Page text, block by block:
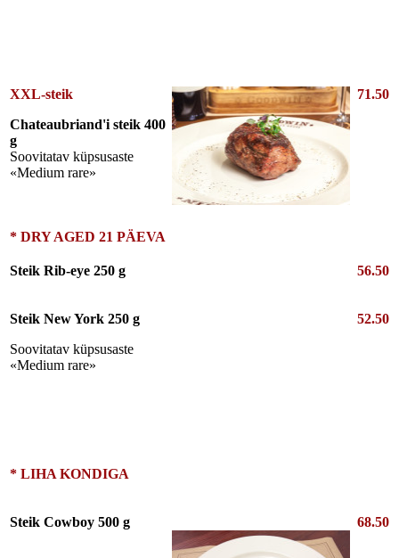
XXL-steik
Chateaubriand'i steik 400
g
Soovitatav küpsusaste
«Medium rare»
71.50
* DRY AGED 21 PÄEVA
Steik Rib-eye 250 g 56.50
Steik New York 250 g
Soovitatav küpsusaste
«Medium rare»
52.50
* LIHA KONDIGA
Steik Cowboy 500 g 68.50